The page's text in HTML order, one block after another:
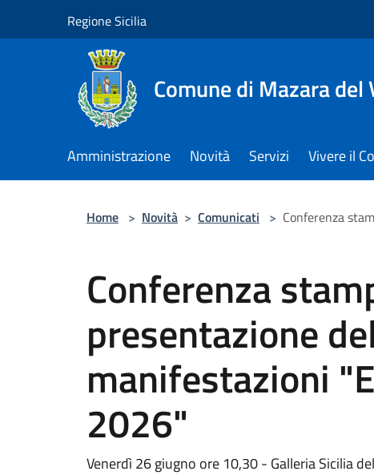
Regione Sicilia
Comune di Mazara del
Amministrazione Novità Servizi Vivere il
Home > Novità > Comunicati > Conferenza
Conferenza
presentazione
manifestazioni
2026"
Venerdì 26 giugno ore 10,30 - Galleria Sicilia